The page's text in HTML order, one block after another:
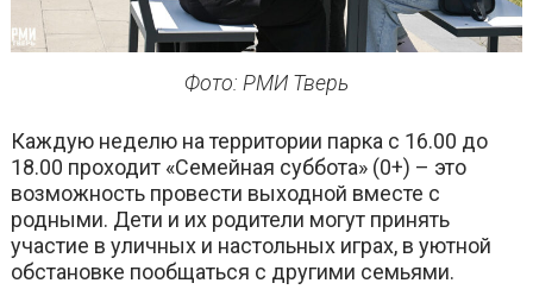
Фото: РМИ Тверь
Каждую неделю на территории парка с 16.00 до
18.00 проходит «Семейная суббота» (0+) – это
возможность провести выходной вместе с
родными. Дети и их родители могут принять
участие в уличных и настольных играх, в уютной
обстановке пообщаться с другими семьями.